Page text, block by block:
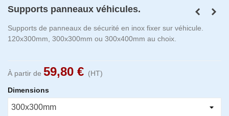
Supports panneaux véhicules.
Supports de panneaux de sécurité en inox fixer sur véhicule.
120x300mm, 300x300mm ou 300x400mm au choix.
À partir de 59,80 € (HT)
Dimensions